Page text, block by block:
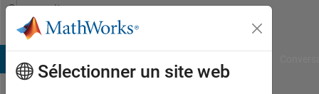
Passer au contenu
Community
Profile
Sélectionner un site web